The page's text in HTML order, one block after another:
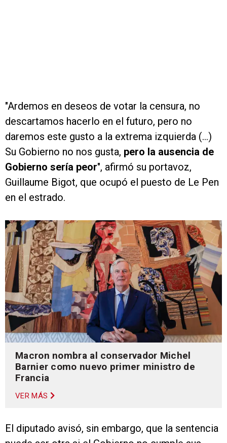
"Ardemos en deseos de votar la censura, no
descartamos hacerlo en el futuro, pero no
daremos este gusto a la extrema izquierda (...)
Su Gobierno no nos gusta, pero la ausencia de
Gobierno sería peor", afirmó su portavoz,
Guillaume Bigot, que ocupó el puesto de Le Pen
en el estrado.
Macron nombra al conservador Michel
Barnier como nuevo primer ministro de
Francia
VER MÁS
El diputado avisó, sin embargo, que la sentencia